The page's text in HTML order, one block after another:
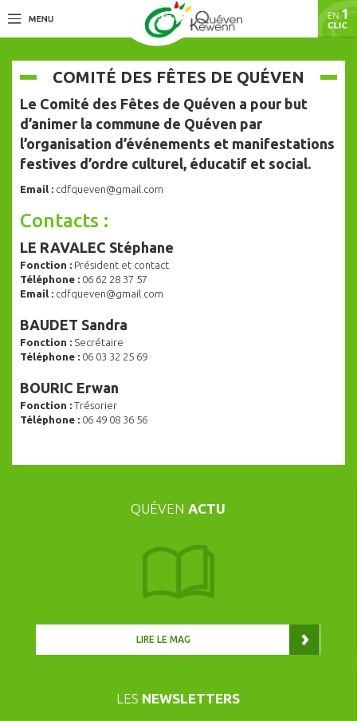
COMITÉ DES FÊTES DE QUÉVEN
Le Comité des Fêtes de Quéven a pour but
d’animer la commune de Quéven par
l’organisation d’événements et manifestations
festives d’ordre culturel, éducatif et social.
Email : cdfqueven@gmail.com
Contacts :
LE RAVALEC Stéphane
Fonction : Président et contact
Téléphone : 06 62 28 37 57
Email : cdfqueven@gmail.com
BAUDET Sandra
Fonction : Secrétaire
Téléphone : 06 03 32 25 69
BOURIC Erwan
Fonction : Trésorier
Téléphone : 06 49 08 36 56
QUÉVEN ACTU
LIRE LE MAG
LES NEWSLETTERS